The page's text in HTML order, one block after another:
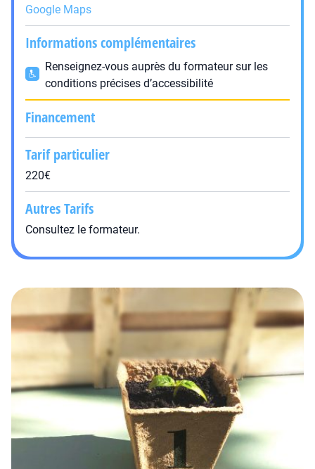
Google Maps
Informations complémentaires
Renseignez-vous auprès du formateur sur les
conditions précises d’accessibilité
Financement
Tarif particulier
220€
Autres Tarifs
Consultez le formateur.